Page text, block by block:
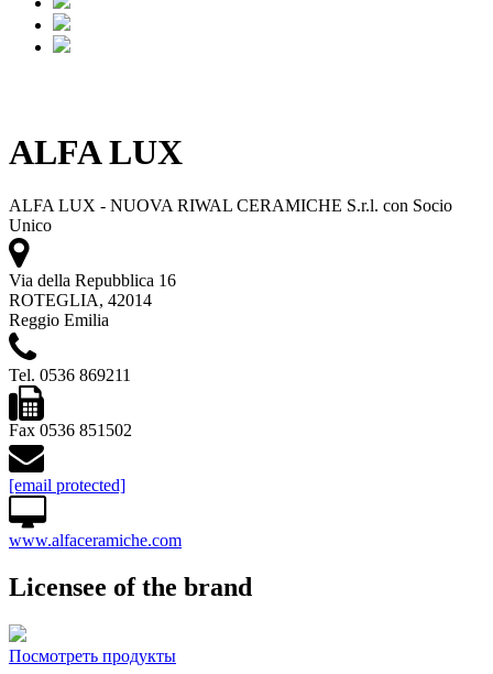
ALFA LUX
ALFA LUX - NUOVA RIWAL CERAMICHE S.r.l. con Socio
Unico
Via della Repubblica 16
ROTEGLIA, 42014
Reggio Emilia
Tel. 0536 869211
Fax 0536 851502
[email protected]
www.alfaceramiche.com
Licensee of the brand
Посмотреть продукты